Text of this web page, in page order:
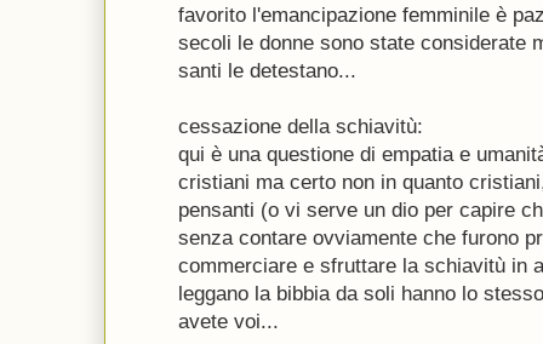
favorito l'emancipazione femminile è
secoli le donne sono state considerate
santi le detestano...
cessazione della schiavitù:
qui è una questione di empatia e
cristiani ma certo non in quanto
pensanti (o vi serve un dio per capire
senza contare ovviamente che furono
commerciare e sfruttare la schiavitù in
leggano la bibbia da soli hanno lo
avete voi...